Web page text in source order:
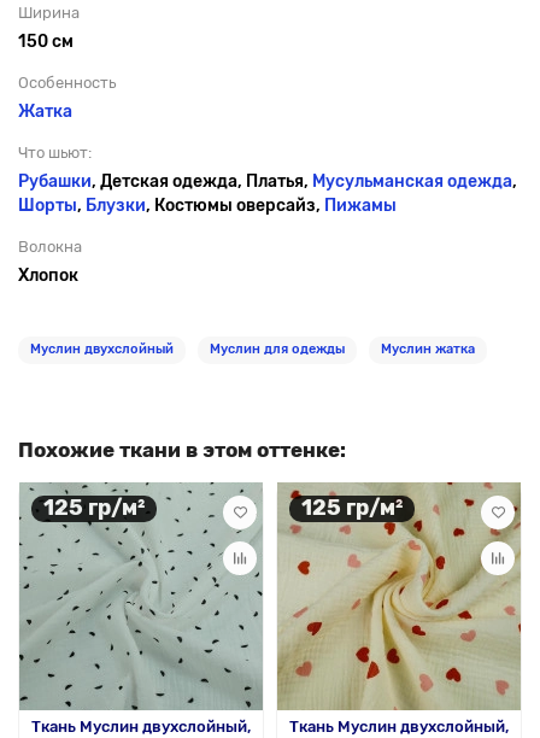
Ширина
150 см
Особенность
Жатка
Что шьют:
Рубашки, Детская одежда, Платья, Мусульманская одежда,
Шорты, Блузки, Костюмы оверсайз, Пижамы
Волокна
Хлопок
Муслин двухслойный Муслин для одежды Муслин жатка
Похожие ткани в этом оттенке:
125 гр/м²
Ткань Муслин двухслойный,
125 гр/м²
Ткань Муслин двухслойный,